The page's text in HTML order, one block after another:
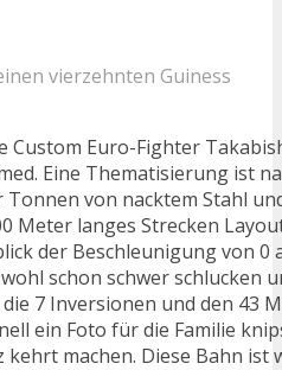
vierzehnten Guiness
Custom Euro-Fighter
Eine Thematisierung ist
von nacktem Stahl
Meter langes Strecken
der Beschleunigung von 0
schon schwer schlucken
7 Inversionen und den 43
ein Foto für die Familie
machen. Diese Bahn ist